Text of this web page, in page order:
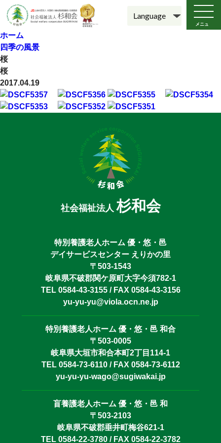
メニュ
ー
ホーム
四季の風景
桜
桜
2017.04.19
社会福祉法人杉和会
特別養護老人ホーム 優・悠・邑
デイサービスセンター えりかの里
〒503-1543
岐阜県不破郡関ケ原町大字今須782-1
TEL 0584-43-3155 / FAX 0584-43-3156
yu-yu-yu@viola.ocn.ne.jp
特別養護老人ホーム 優・悠・邑 和合
〒503-0005
岐阜県大垣市和合本町2丁目114-1
TEL 0584-73-6110 / FAX 0584-73-6112
yu-yu-yu-wago@sugiwakai.jp
盲養護老人ホーム 優・悠・邑 和
〒503-2103
岐阜県不破郡垂井町梅谷621-1
TEL 0584-22-3780 / FAX 0584-22-3782